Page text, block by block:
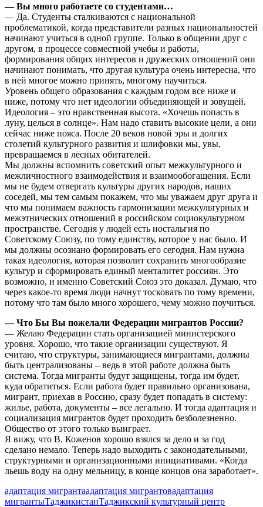
— Вы много работаете со студентами…
— Да. Студенты сталкиваются с национальной
проблематикой, когда представители разных национальностей
начинают учиться в одной группе. Только в общении друг с
другом, в процессе совместной учебы и работы,
формирования общих интересов и дружеских отношений они
начинают понимать, что другая культура очень интересна, что
в ней многое можно принять, многому научиться.
Уровень общего образования с каждым годом все ниже и
ниже, потому что нет идеологии объединяющей и зовущей.
Идеология – это нравственная высота. «Хочешь попасть в
луну, целься в солнце». Нам надо ставить высокие цели, а они
сейчас ниже пояса. После 20 веков новой эры и долгих
столетий культурного развития и шлифовки мы, увы,
превращаемся в лесных обитателей.
Мы должны вспомнить советский опыт межкультурного и
межличностного взаимодействия и взаимообогащения. Если
мы не будем отвергать культуры других народов, наших
соседей, мы тем самым покажем, что мы уважаем друг друга и
что мы понимаем важность гармонизации межкультурных и
межэтнических отношений в российском социокультурном
пространстве. Сегодня у людей есть ностальгия по
Советскому Союзу, по тому единству, которое у нас было. И
мы должны осознано формировать его сегодня. Нам нужна
такая идеология, которая позволит сохранить многообразие
культур и сформировать единый менталитет россиян. Это
возможно, и именно Советский Союз это доказал. Думаю, что
через какое-то время люди начнут тосковать по тому времени,
потому что там было много хорошего, чему можно поучиться.
— Что Бы Вы пожелали Федерации мигрантов России?
— Желаю Федерации стать организацией министерского
уровня. Хорошо, что такие организации существуют. Я
считаю, что структуры, занимающиеся мигрантами, должны
быть централизованы – ведь в этой работе должна быть
система. Тогда мигранты будут защищены, тогда им будет,
куда обратиться. Если работа будет правильно организована,
мигрант, приехав в Россию, сразу будет попадать в систему:
жилье, работа, документы – все легально. И тогда адаптация и
социализация мигрантов будет проходить безболезненно.
Общество от этого только выиграет.
Я вижу, что В. Коженов хорошо взялся за дело и за год
сделано немало. Теперь надо выходить с законодательными,
структурными и организационными инициативами. «Когда
льешь воду на одну мельницу, в конце концов она заработает».
адаптация мигрантаадаптация мигрантовадаптация
мигрантыТаджикистанТаджикский культурный центр